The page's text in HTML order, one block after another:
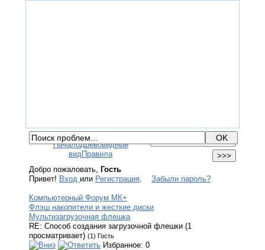
НачалоДревовидный
видПравила
Добро пожаловать, Гость
Привет! Вход или Регистрация. Забыли пароль?
Компьютерный Форум МК+
Флэш накопители и жесткие диски
Мультизагрузочная флешка
RE: Способ создания загрузочной флешки (1
просматривает) (1) Гость
Избранное: 0